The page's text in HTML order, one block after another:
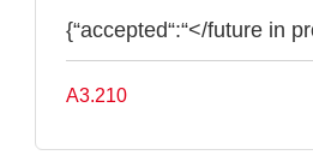
{“accepted“:“</future in
A3.210